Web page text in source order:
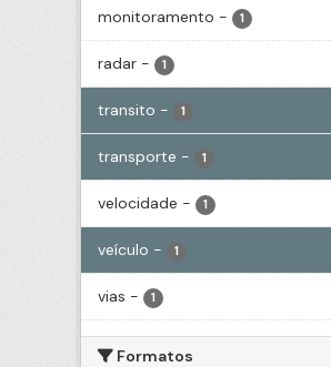
monitoramento - 1
radar - 1
transito - 1
transporte - 1
velocidade - 1
veículo - 1
vias - 1
Formatos